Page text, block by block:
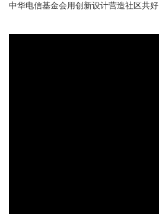
中华电信基金会用创新设计营造社区共好